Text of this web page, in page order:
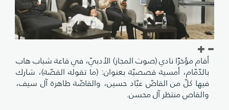
أقام مؤخرًا نادي (صوت المجاز) الأدبيّ، في قاعة شباب هاب
بالدّمّام، أمسية قصصيّة بعنوان: (ما تقوله القصّة)، شارك
فيها كلّ من القاصّ عبّاد حسين، والقاصّة طاهرة آل سيف،
والقاص منتظر آل محسن.